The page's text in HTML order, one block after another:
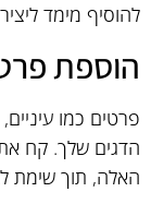
להוסיף מימד
הוספת
פרטים כמו
הדגים שלך. קח
האלה, תוך שימת